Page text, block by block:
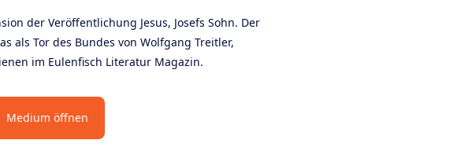
der Veröffentlichung Jesus, Josefs Sohn. Der
als Tor des Bundes von Wolfgang Treitler,
im Eulenfisch Literatur Magazin.
Medium öffnen